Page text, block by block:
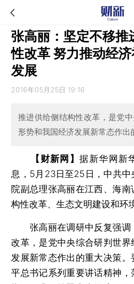
张高丽：坚定不移推
性改革 努力推动经
发展
2016年05月25日 19:16
推进供给侧结构性改革，是党
形势和我国经济发展新常态作出
【财新网】据新华网新
息，5月23日至25日，中共中
院副总理张高丽在江西、海
构性改革、生态文明建设和环
张高丽在调研中反复强调
改革，是党中央综合研判世
发展新常态作出的重大决策
平总书记系列重要讲话精神